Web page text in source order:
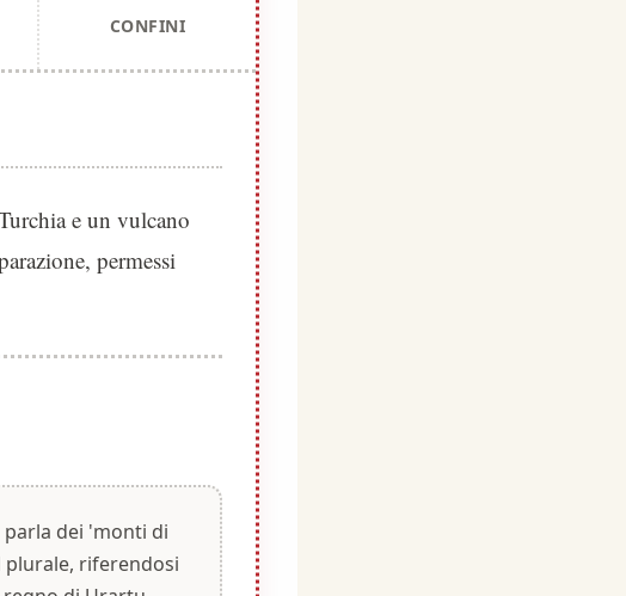
CONFINI
e un vulcano
permessi
parla dei 'monti di
plurale, riferendosi